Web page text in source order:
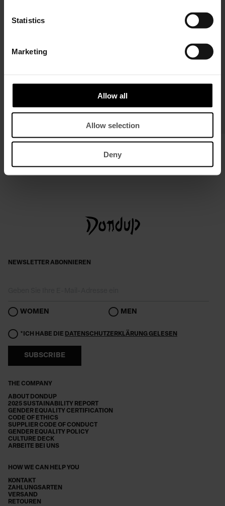
Statistics
Marketing
Allow all
Allow selection
Deny
Sportliche Slim-Fit Jacke aus Rigid
Perfect-Slim Hose aus Satin
THE COMPANY
ABOUT DONDUP
2025 SUSTAINABILITY REPORT
GENDER EQUALITY CERTIFICATION
CODE OF ETHICS
SUPPLIER CODE OF CONDUCT
GENDER EQUALITY POLICY
CULTURE DECK
ARBEITE BEI UNS
HOW WE CAN HELP YOU
KONTAKT
ZAHLUNGSARTEN
VERSAND
RETOUREN
NEWSLETTER ABONNIEREN
WOMEN MEN
*ICH HABE DIE DATENSCHUTZERKLÄRUNG GELESEN
SUBSCRIBE